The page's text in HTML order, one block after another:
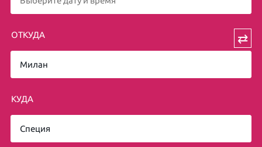
ОТКУДА ⇄
КУДА